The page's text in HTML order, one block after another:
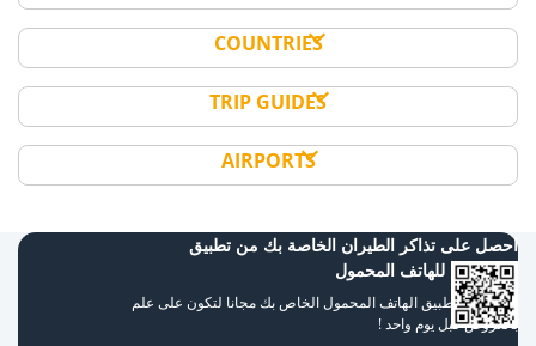
COUNTRIES
TRIP GUIDES
AIRPORTS
احصل على تذاكر الطيران الخاصة بك من تطبيق
بيجاسوس للهاتف المحمول
قم بتنزيل تطبيق الهاتف المحمول الخاص بك مجانا لتكون على علم
بالعروض قبل يوم واحد !